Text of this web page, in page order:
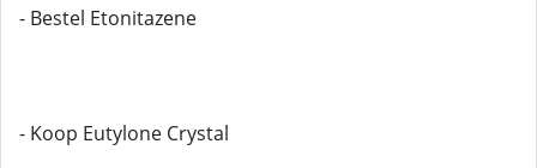
- Bestel Etonitazene
- Koop Eutylone Crystal